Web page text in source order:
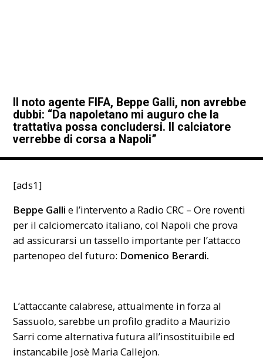
Il noto agente FIFA, Beppe Galli, non avrebbe
dubbi: “Da napoletano mi auguro che la
trattativa possa concludersi. Il calciatore
verrebbe di corsa a Napoli”
[ads1]
Beppe Galli e l’intervento a Radio CRC – Ore roventi
per il calciomercato italiano, col Napoli che prova
ad assicurarsi un tassello importante per l’attacco
partenopeo del futuro: Domenico Berardi.
L’attaccante calabrese, attualmente in forza al
Sassuolo, sarebbe un profilo gradito a Maurizio
Sarri come alternativa futura all’insostituibile ed
instancabile Josè Maria Callejon.